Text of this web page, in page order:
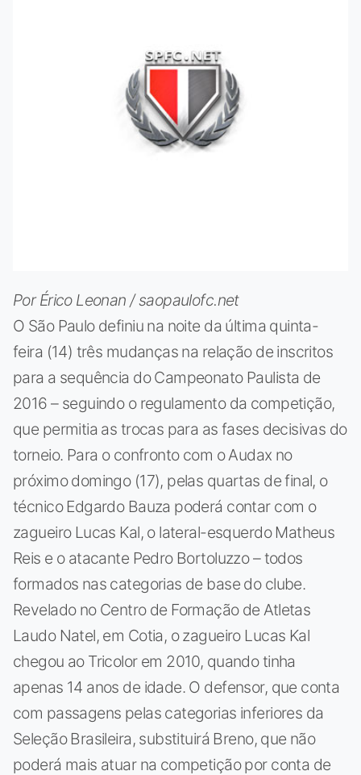
Por Érico Leonan / saopaulofc.net
O São Paulo definiu na noite da última quinta-
feira (14) três mudanças na relação de inscritos
para a sequência do Campeonato Paulista de
2016 – seguindo o regulamento da competição,
que permitia as trocas para as fases decisivas do
torneio. Para o confronto com o Audax no
próximo domingo (17), pelas quartas de final, o
técnico Edgardo Bauza poderá contar com o
zagueiro Lucas Kal, o lateral-esquerdo Matheus
Reis e o atacante Pedro Bortoluzzo – todos
formados nas categorias de base do clube.
Revelado no Centro de Formação de Atletas
Laudo Natel, em Cotia, o zagueiro Lucas Kal
chegou ao Tricolor em 2010, quando tinha
apenas 14 anos de idade. O defensor, que conta
com passagens pelas categorias inferiores da
Seleção Brasileira, substituirá Breno, que não
poderá mais atuar na competição por conta de